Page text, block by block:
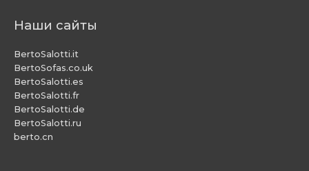
Наши сайты
BertoSalotti.it
BertoSofas.co.uk
BertoSalotti.es
BertoSalotti.fr
BertoSalotti.de
BertoSalotti.ru
berto.cn